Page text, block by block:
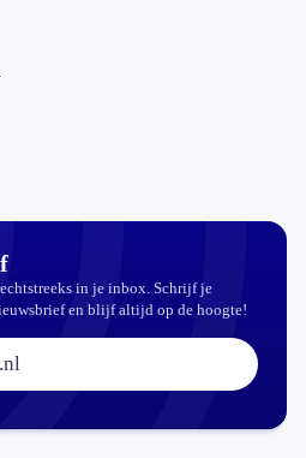
in je inbox. Schrijf je
en blijf altijd op de hoogte!